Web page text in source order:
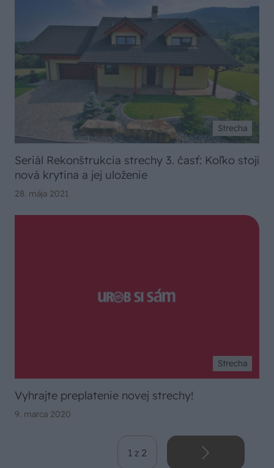
Strecha
Seriál Rekonštrukcia strechy 3. časť: Koľko stojí
nová krytina a jej uloženie
28. mája 2021
Strecha
Vyhrajte preplatenie novej strechy!
9. marca 2020
1 z 2